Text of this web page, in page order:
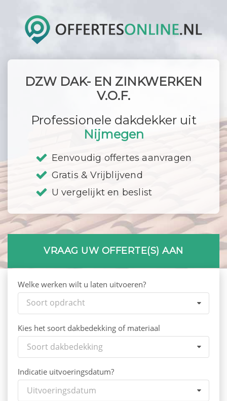
DZW DAK- EN ZINKWERKEN
V.O.F.
Professionele dakdekker uit
Nijmegen
Eenvoudig offertes aanvragen
Gratis & Vrijblijvend
U vergelijkt en beslist
VRAAG UW OFFERTE(S) AAN
Welke werken wilt u laten uitvoeren?
Soort opdracht
Kies het soort dakbedekking of materiaal
Soort dakbedekking
Indicatie uitvoeringsdatum?
Uitvoeringsdatum